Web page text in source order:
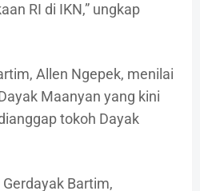
RI di IKN,” ungkap
Allen Ngepek, menilai
Maanyan yang kini
tokoh Dayak
Bartim,